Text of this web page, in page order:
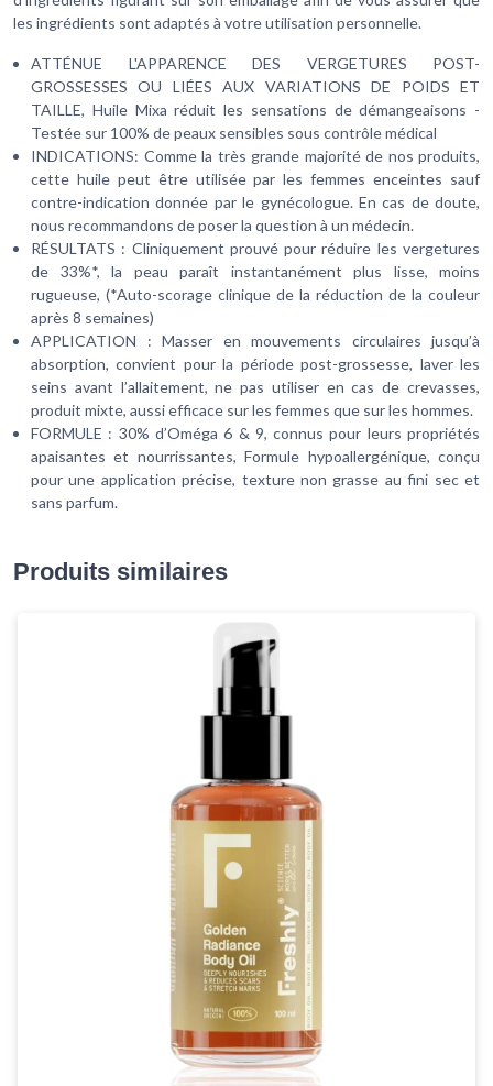
les ingrédients sont adaptés à votre utilisation personnelle.
ATTÉNUE L'APPARENCE DES VERGETURES POST-
GROSSESSES OU LIÉES AUX VARIATIONS DE POIDS ET
TAILLE, Huile Mixa réduit les sensations de démangeaisons -
Testée sur 100% de peaux sensibles sous contrôle médical​
INDICATIONS: Comme la très grande majorité de nos produits,
cette huile peut être utilisée par les femmes enceintes sauf
contre-indication donnée par le gynécologue. En cas de doute,
nous recommandons de poser la question à un médecin.
RÉSULTATS : Cliniquement prouvé pour réduire les vergetures
de 33%*, la peau paraît instantanément plus lisse, moins
rugueuse, (*Auto-scorage clinique de la réduction de la couleur
après 8 semaines)​
APPLICATION : Masser en mouvements circulaires jusqu’à
absorption, convient pour la période post-grossesse, laver les
seins avant l’allaitement, ne pas utiliser en cas de crevasses,
produit mixte, aussi efficace sur les femmes que sur les hommes​.
FORMULE : 30% d’Oméga 6 & 9, connus pour leurs propriétés
apaisantes et nourrissantes, Formule hypoallergénique, conçu
pour une application précise, texture non grasse au fini sec et
sans parfum​.
Produits similaires